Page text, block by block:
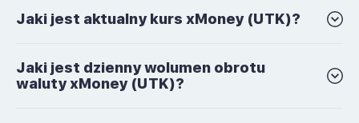
Jaki jest aktualny kurs xMoney (UTK)?
Jaki jest dzienny wolumen obrotu
waluty xMoney (UTK)?